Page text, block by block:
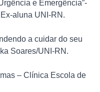
e Emergência”-
aluna UNI-RN.
a cuidar do seu
Soares/UNI-RN.
– Clínica Escola de